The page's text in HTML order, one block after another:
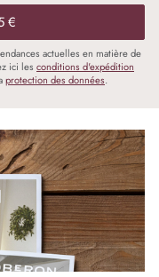
€
actuelles en matière de
ici les conditions d'expédition
protection des données.